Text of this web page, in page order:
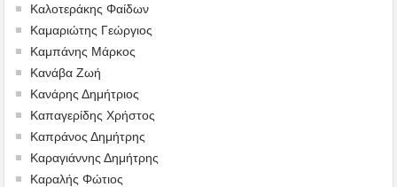
Καλοτεράκης Φαίδων
Καμαριώτης Γεώργιος
Καμπάνης Μάρκος
Κανάβα Ζωή
Κανάρης Δημήτριος
Καπαγερίδης Χρήστος
Καπράνος Δημήτρης
Καραγιάννης Δημήτρης
Καραλής Φώτιος